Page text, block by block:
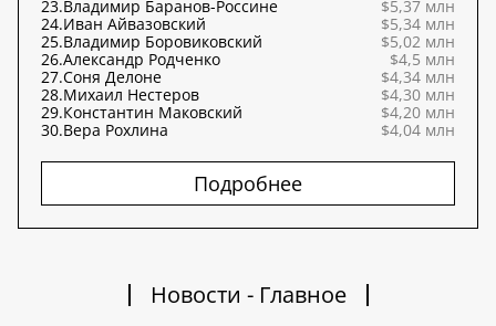
23.Владимир Баранов-Россине
$5,37 млн
24.Иван Айвазовский
$5,34 млн
25.Владимир Боровиковский
$5,02 млн
26.Александр Родченко
$4,5 млн
27.Соня Делоне
$4,34 млн
28.Михаил Нестеров
$4,30 млн
29.Константин Маковский
$4,20 млн
30.Вера Рохлина $4,04 млн
Подробнее
Новости - Главное